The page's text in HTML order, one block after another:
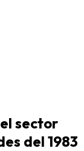
sector
del 1983